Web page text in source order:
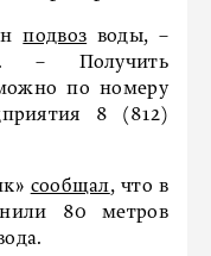
подвоз воды, –
– Получить
по номеру
8 (812)
сообщал, что в
80 метров